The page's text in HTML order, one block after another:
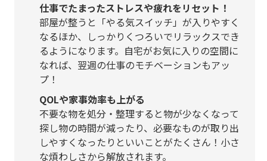
仕事でたまったストレスや疲れをリセット！
部屋が整うと「やる気スイッチ」が入りやすく
なるほか、しっかりくつろいでリラックスでき
るようになります。自宅がお気に入りの空間に
なれば、翌週の仕事のモチベーションもアッ
プ！
QOLや家事効率も上がる
不要な物を処分・整理すると物が少なくなって
探し物の時間が減ったり、必要なものが取り出
しやすくなったりといいことがたくさん！小さ
な煩わしさから解放されます。